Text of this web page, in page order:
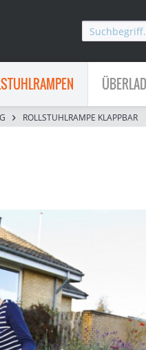
ROLLSTUHLRAMPE KLAPPBAR